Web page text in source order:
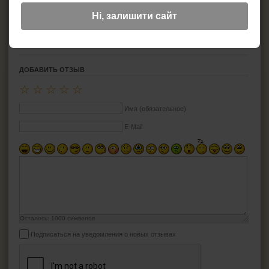
Материал: керамика/пробковое дерево
Размеры:
ДОБАВИТЬ ОТЗЫВ
☆
☆
☆
☆
☆
Имя (обязательное)
E-Mail
Осталось: 1000 символов
Подписаться на уведомления о новых отзывах
Ні, залишити сайт